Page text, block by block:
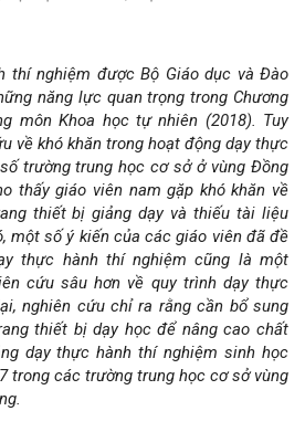
thí nghiệm được Bộ Giáo dục và Đào
năng lực quan trọng trong Chương
môn Khoa học tự nhiên (2018). Tuy
về khó khăn trong hoạt động dạy thực
trường trung học cơ sở ở vùng Đồng
thấy giáo viên nam gặp khó khăn về
thiết bị giảng dạy và thiếu tài liệu
một số ý kiến của các giáo viên đã đề
thực hành thí nghiệm cũng là một
cứu sâu hơn về quy trình dạy thực
nghiên cứu chỉ ra rằng cần bổ sung
thiết bị dạy học để nâng cao chất
dạy thực hành thí nghiệm sinh học
trong các trường trung học cơ sở vùng